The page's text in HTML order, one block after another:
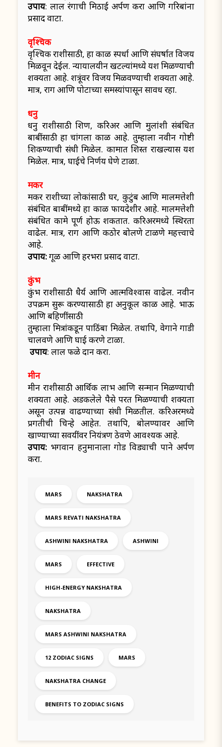
उपाय: लाल रंगाची मिठाई अर्पण करा आणि गरिबांना
प्रसाद वाटा.
वृश्चिक
वृश्चिक राशीसाठी, हा काळ स्पर्धा आणि संघर्षात विजय
मिळवून देईल. न्यायालयीन खटल्यांमध्ये यश मिळण्याची
शक्यता आहे. शत्रूंवर विजय मिळवण्याची शक्यता आहे.
मात्र, राग आणि पोटाच्या समस्यांपासून सावध रहा.
धनु
धनु राशीसाठी शिक्षण, करिअर आणि मुलांशी संबंधित
बाबींसाठी हा चांगला काळ आहे. तुम्हाला नवीन गोष्टी
शिकण्याची संधी मिळेल. कामात शिस्त राखल्यास यश
मिळेल. मात्र, घाईचे निर्णय घेणे टाळा.
मकर
मकर राशीच्या लोकांसाठी घर, कुटुंब आणि मालमत्तेशी
संबंधित बाबींमध्ये हा काळ फायदेशीर आहे. मालमत्तेशी
संबंधित कामे पूर्ण होऊ शकतात. करिअरमध्ये स्थिरता
वाढेल. मात्र, राग आणि कठोर बोलणे टाळणे महत्त्वाचे
आहे.
उपाय:गूळ आणि हरभरा प्रसाद वाटा.
कुंभ
कुंभ राशीसाठी धैर्य आणि आत्मविश्वास वाढेल. नवीन
उपक्रम सुरू करण्यासाठी हा अनुकूल काळ आहे. भाऊ
आणि बहिणींसाठी
तुम्हाला मित्रांकडून पाठिंबा मिळेल. तथापि, वेगाने गाडी
चालवणे आणि घाई करणे टाळा.
उपाय: लाल फळे दान करा.
मीन
मीन राशीसाठी आर्थिक लाभ आणि सन्मान मिळण्याची
शक्यता आहे. अडकलेले पैसे परत मिळण्याची शक्यता
असून उत्पन्न वाढण्याच्या संधी मिळतील. करिअरमध्ये
प्रगतीची चिन्हे आहेत. तथापि, बोलण्यावर आणि
खाण्याच्या सवयींवर नियंत्रण ठेवणे आवश्यक आहे.
उपाय: भगवान हनुमानाला गोड विड्याची पाने अर्पण
करा.
MARS NAKSHATRA
MARS REVATI NAKSHATRA
ASHWINI NAKSHATRA ASHWINI
MARS EFFECTIVE
HIGH-ENERGY NAKSHATRA
NAKSHATRA
MARS ASHWINI NAKSHATRA
12 ZODIAC SIGNS MARS
NAKSHATRA CHANGE
BENEFITS TO ZODIAC SIGNS